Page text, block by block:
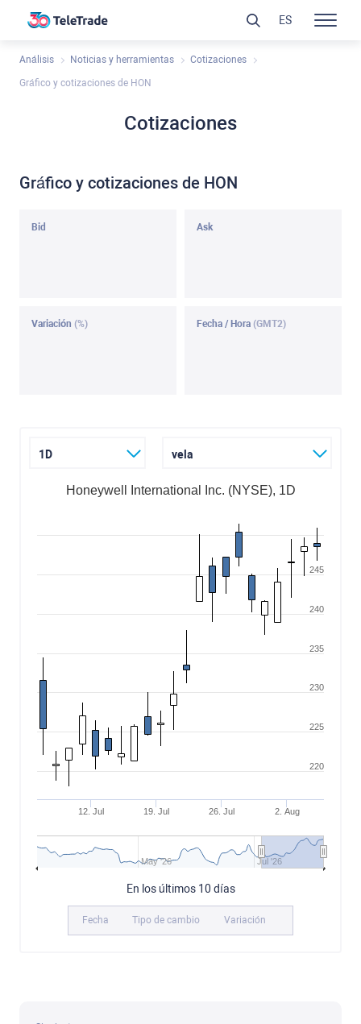
Análisis Noticias y herramientas Cotizaciones
Gráfico y cotizaciones de HON
Cotizaciones
Gráfico y cotizaciones de HON
Bid Ask
Variación (%) Fecha / Hora (GMT2)
1D vela
Honeywell International Inc. (NYSE), 1D
12. Jul 19. Jul 26. Jul 2. Aug
May '26 Jul '26
220
225
230
235
240
245
En los últimos 10 días
Fecha Tipo de cambio Variación
ES